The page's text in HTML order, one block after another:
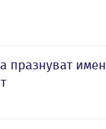
празнуват имен